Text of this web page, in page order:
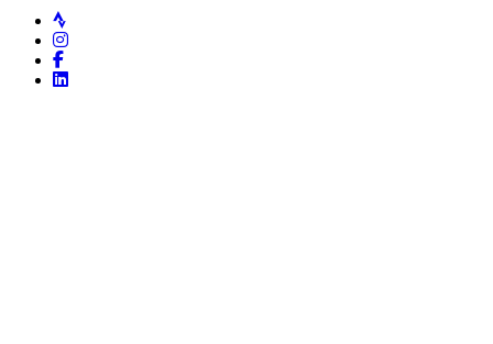
Strava
Instagram
Facebook
LinkedIn